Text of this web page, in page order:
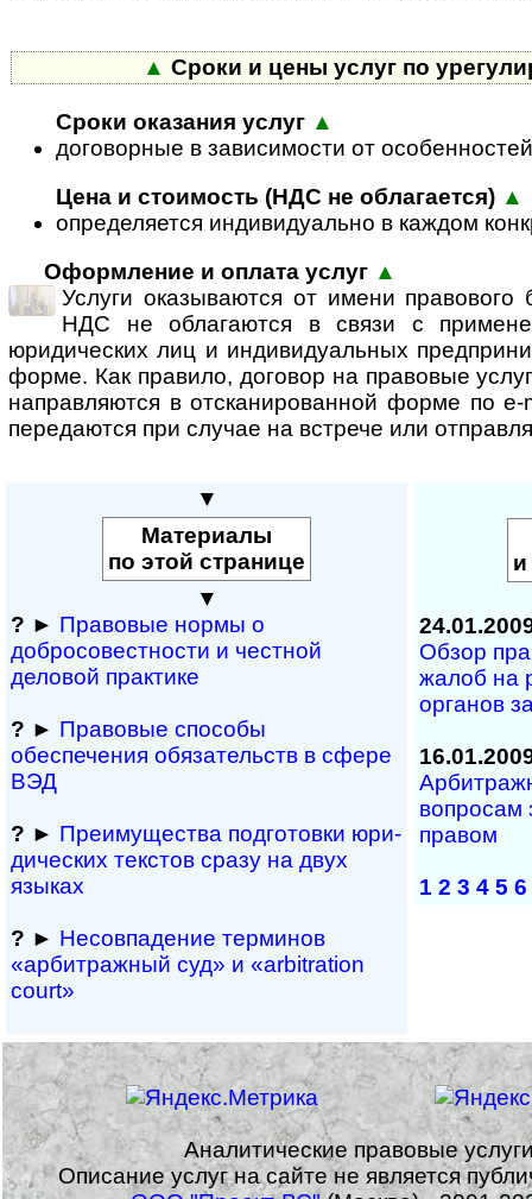
▲ Сроки и цены услуг по
Сроки оказания услуг ▲
договорные в зависимости от
Цена и стоимость (НДС не облагается) ▲
определяется индивидуально в каждом
Оформление и оплата услуг ▲
Услуги оказываются от имени
НДС не облагаются в связи с
юридических лиц и индивидуальных
форме. Как правило, договор на правовые
направляются в отсканированной форме по
передаются при случае на встрече или
▼
Материалы
по этой странице
▼
? ► Правовые нормы о
добросовестности и чест­ной
деловой практике
? ► Правовые способы
обеспечения обяза­тельств в сфере
ВЭД
? ► Преимущества под­гото­вки юри­
ди­чес­ких тек­с­тов сразу на двух
языках
? ► Несовпадение терминов
«арбитражный суд» и «arbitration
court»
и
Обзор
жалоб на
органов
вопросам
правом
1 2 3 4 5 6
Аналитические правовые
Описание услуг на сайте не является